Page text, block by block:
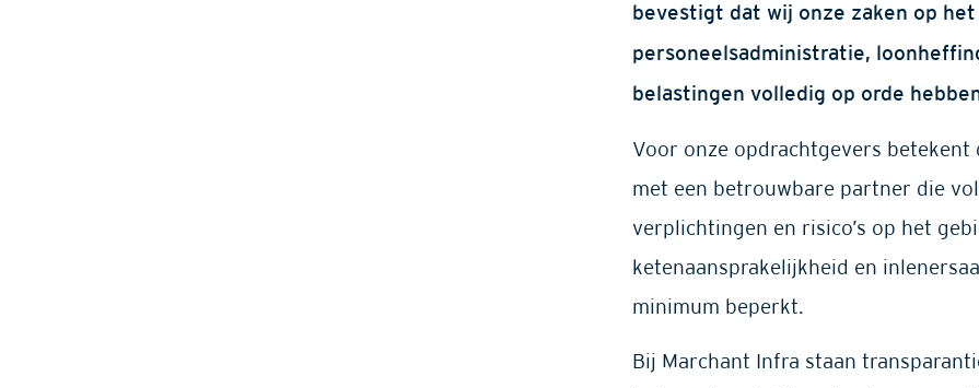
bevestigt dat wij onze zaken op het
personeelsadministratie,
belastingen volledig op orde
Voor onze opdrachtgevers
met een betrouwbare partner die
verplichtingen en risico’s op het
ketenaansprakelijkheid en
minimum beperkt.
Bij Marchant Infra staan